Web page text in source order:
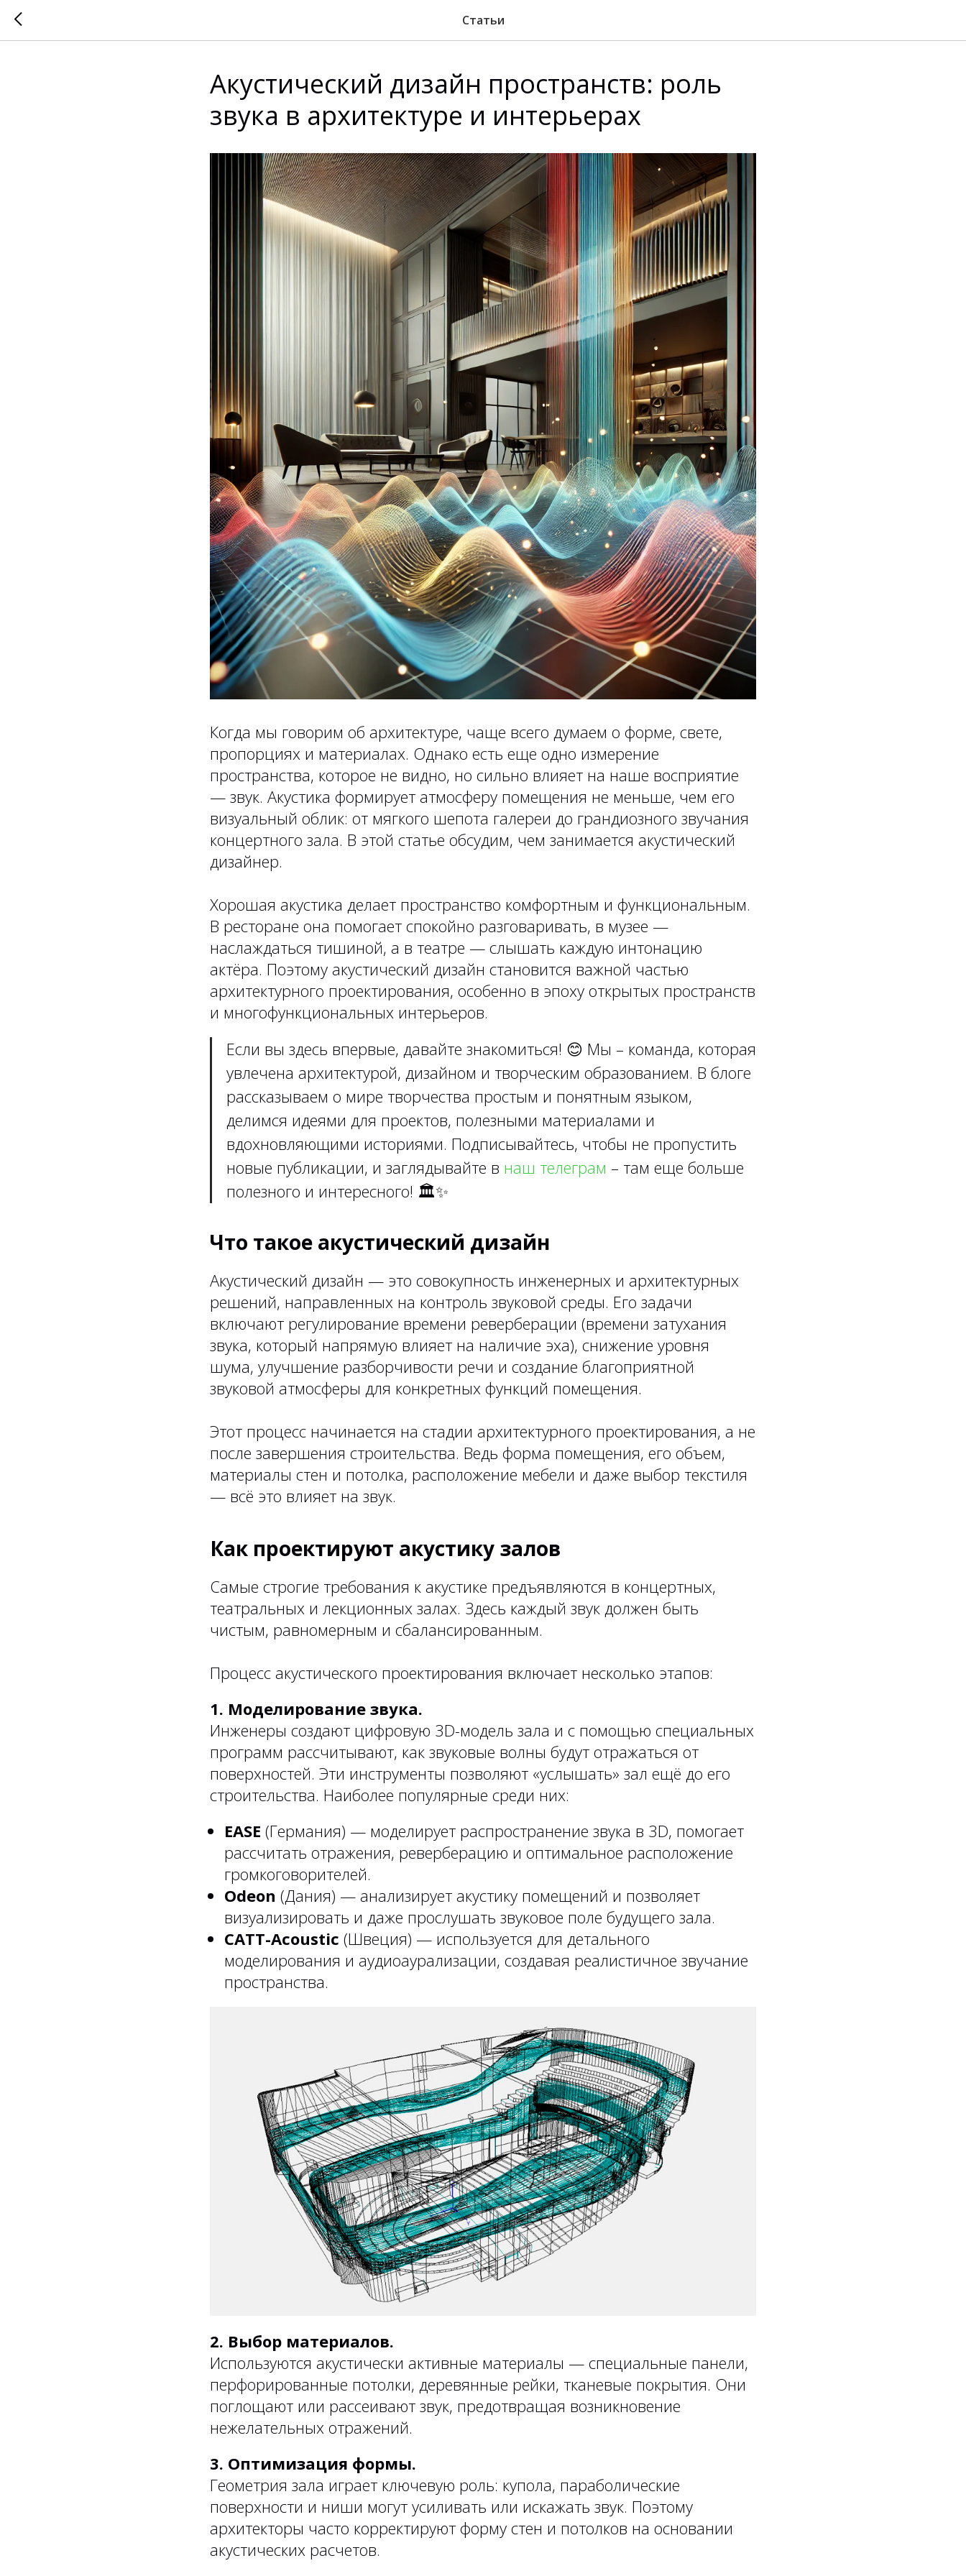
Статьи
Акустический дизайн пространств: роль
звука в архитектуре и интерьерах
Когда мы говорим об архитектуре, чаще всего думаем о форме, свете,
пропорциях и материалах. Однако есть еще одно измерение
пространства, которое не видно, но сильно влияет на наше восприятие
— звук. Акустика формирует атмосферу помещения не меньше, чем его
визуальный облик: от мягкого шепота галереи до грандиозного звучания
концертного зала. В этой статье обсудим, чем занимается акустический
дизайнер.
Хорошая акустика делает пространство комфортным и функциональным.
В ресторане она помогает спокойно разговаривать, в музее —
наслаждаться тишиной, а в театре — слышать каждую интонацию
актёра. Поэтому акустический дизайн становится важной частью
архитектурного проектирования, особенно в эпоху открытых пространств
и многофункциональных интерьеров.
Если вы здесь впервые, давайте знакомиться! 😊 Мы – команда, которая
увлечена архитектурой, дизайном и творческим образованием. В блоге
рассказываем о мире творчества простым и понятным языком,
делимся идеями для проектов, полезными материалами и
вдохновляющими историями. Подписывайтесь, чтобы не пропустить
новые публикации, и заглядывайте в наш телеграм – там еще больше
полезного и интересного! 🏛✨
Что такое акустический дизайн
Акустический дизайн — это совокупность инженерных и архитектурных
решений, направленных на контроль звуковой среды. Его задачи
включают регулирование времени реверберации (времени затухания
звука, который напрямую влияет на наличие эха), снижение уровня
шума, улучшение разборчивости речи и создание благоприятной
звуковой атмосферы для конкретных функций помещения.
Этот процесс начинается на стадии архитектурного проектирования, а не
после завершения строительства. Ведь форма помещения, его объем,
материалы стен и потолка, расположение мебели и даже выбор текстиля
— всё это влияет на звук.
Как проектируют акустику залов
Самые строгие требования к акустике предъявляются в концертных,
театральных и лекционных залах. Здесь каждый звук должен быть
чистым, равномерным и сбалансированным.
Процесс акустического проектирования включает несколько этапов:
1. Моделирование звука.
Инженеры создают цифровую 3D-модель зала и с помощью специальных
программ рассчитывают, как звуковые волны будут отражаться от
поверхностей. Эти инструменты позволяют «услышать» зал ещё до его
строительства. Наиболее популярные среди них:
EASE (Германия) — моделирует распространение звука в 3D, помогает
рассчитать отражения, реверберацию и оптимальное расположение
громкоговорителей.
Odeon (Дания) — анализирует акустику помещений и позволяет
визуализировать и даже прослушать звуковое поле будущего зала.
CATT-Acoustic (Швеция) — используется для детального
моделирования и аудиоаурализации, создавая реалистичное звучание
пространства.
2. Выбор материалов.
Используются акустически активные материалы — специальные панели,
перфорированные потолки, деревянные рейки, тканевые покрытия. Они
поглощают или рассеивают звук, предотвращая возникновение
нежелательных отражений.
3. Оптимизация формы.
Геометрия зала играет ключевую роль: купола, параболические
поверхности и ниши могут усиливать или искажать звук. Поэтому
архитекторы часто корректируют форму стен и потолков на основании
акустических расчетов.